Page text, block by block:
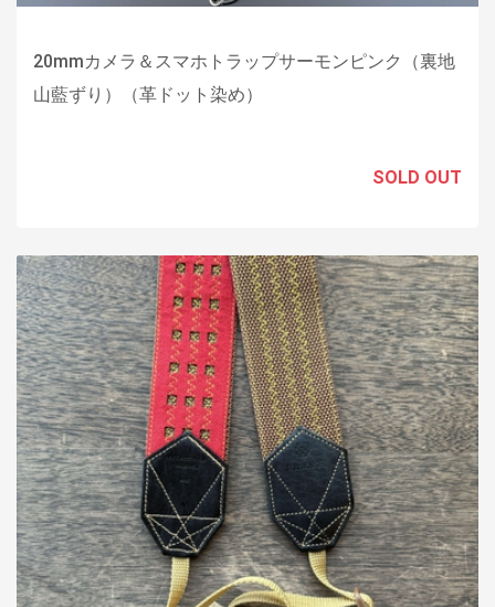
20mmカメラ＆スマホトラップサーモンピンク（裏地
山藍ずり）（革ドット染め）
SOLD OUT